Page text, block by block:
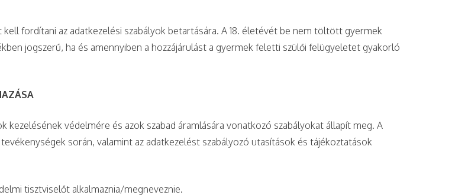
fordítani az adatkezelési szabályok betartására. A 18. életévét be nem töltött gyermek
jogszerű, ha és amennyiben a hozzájárulást a gyermek feletti szülői felügyeletet gyakorló
kezelésének védelmére és azok szabad áramlására vonatkozó szabályokat állapít meg. A
során, valamint az adatkezelést szabályozó utasítások és tájékoztatások
tisztviselőt alkalmaznia/megneveznie.